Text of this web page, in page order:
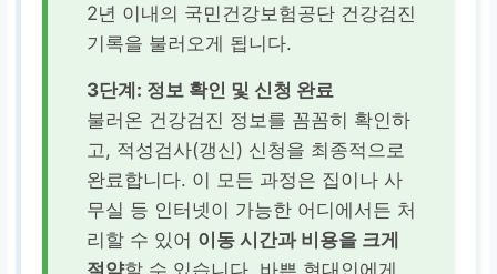
2년 이내의 국민건강보험공단 건강검진
기록을 불러오게 됩니다.
3단계: 정보 확인 및 신청 완료
불러온 건강검진 정보를 꼼꼼히 확인하
고, 적성검사(갱신) 신청을 최종적으로
완료합니다. 이 모든 과정은 집이나 사
무실 등 인터넷이 가능한 어디에서든 처
리할 수 있어 이동 시간과 비용을 크게
절약할 수 있습니다. 바쁜 현대인에게